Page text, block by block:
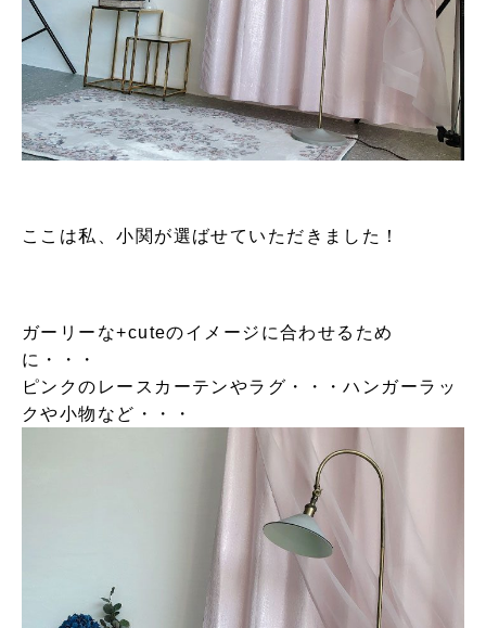
ここは私、小関が選ばせていただきました！
ガーリーな+cuteのイメージに合わせるため
に・・・
ピンクのレースカーテンやラグ・・・ハンガーラッ
クや小物など・・・